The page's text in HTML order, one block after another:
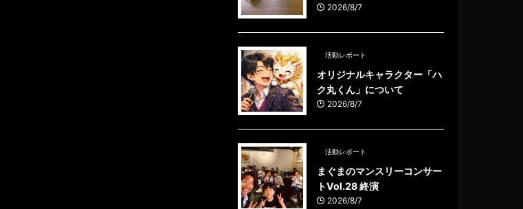
2026/8/7
活動レポート
オリジナルキャラクター「ハ
ク丸くん」について
2026/8/7
活動レポート
まぐまのマンスリーコンサー
トVol.28 終演
2026/8/7